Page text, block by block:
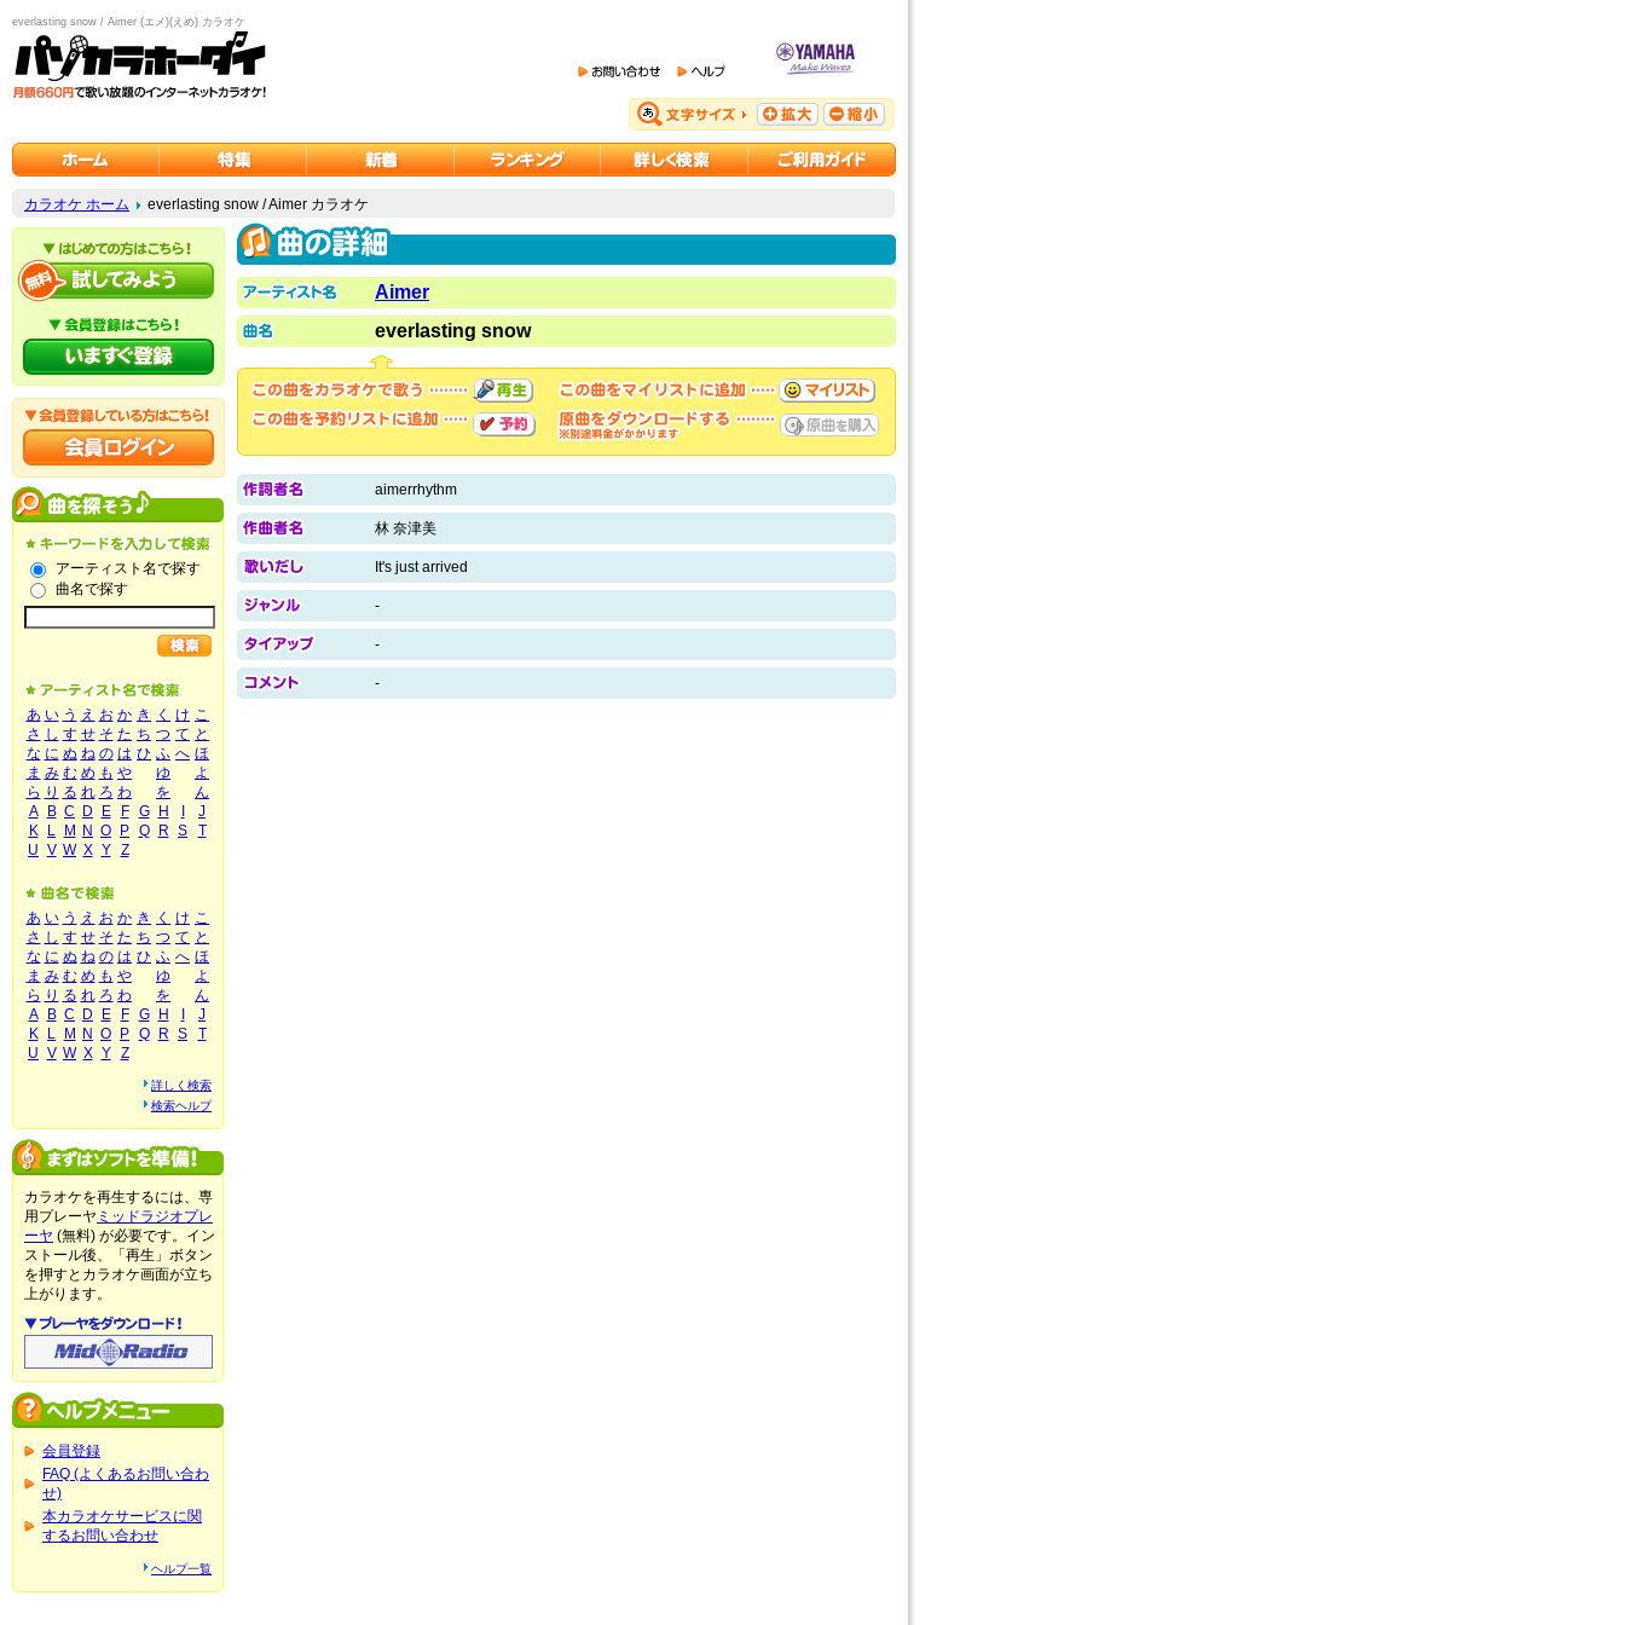
everlasting snow / Aimer (エメ)(えめ) カラオケ
カラオケ ホーム everlasting snow / Aimer カラオケ
アーティスト名で探す
曲名で探す
あ い う え お か き く け こ
さ し す せ そ た ち つ て と
な に ぬ ね の は ひ ふ へ ほ
ま み む め も や ゆ
よ
ら り る れ ろ わ を
ん
A
B C D E F G H
J
K
L M N O P Q R S
T
U V W X Y Z
あ い う え お か き く け こ
さ し す せ そ た ち つ て と
な に ぬ ね の は ひ ふ へ ほ
ま み む め も や ゆ
よ
ら り る れ ろ わ を
ん
A
B C D E F G H
J
K
L M N O P Q R S
T
U V W X Y Z
詳しく検索
検索ヘルプ
カラオケを再生するには、専
用プレーヤ ミッドラジオプレ
ーヤ (無料) が必要です。イン
ストール後、「再生」ボタン
を押すとカラオケ画面が立ち
上がります。
会員登録
FAQ (よくあるお問い合わ
せ)
本カラオケサービスに関
するお問い合わせ
ヘルプ一覧
Aimer
everlasting snow
aimerrhythm
林 奈津美
It's just arrived
-
-
-